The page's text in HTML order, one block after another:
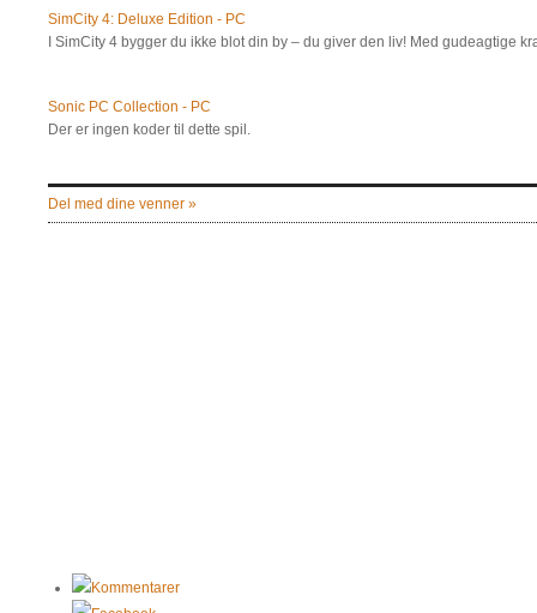
SimCity 4: Deluxe Edition - PC
I SimCity 4 bygger du ikke blot din by – du giver den liv! Med gudeagtige
Sonic PC Collection - PC
Der er ingen koder til dette spil.
Del med dine venner »
Kommentarer